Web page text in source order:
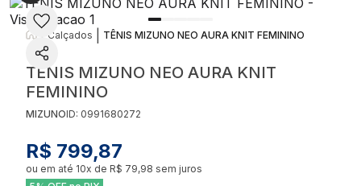
Calçados TÊNIS MIZUNO NEO AURA KNIT FEMININO
TÊNIS MIZUNO NEO AURA KNIT
FEMININO
MIZUNOID: 0991680272
R$ 799,87
ou em até 10x de R$ 79,98 sem juros